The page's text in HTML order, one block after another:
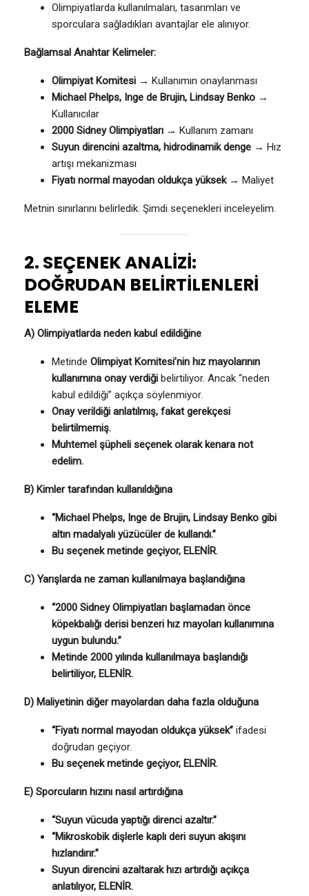
Olimpiyatlarda kullanılmaları, tasarımları ve
sporculara sağladıkları avantajlar ele alınıyor.
Bağlamsal Anahtar Kelimeler:
Olimpiyat Komitesi → Kullanımın onaylanması
Michael Phelps, Inge de Brujin, Lindsay Benko →
Kullanıcılar
2000 Sidney Olimpiyatları → Kullanım zamanı
Suyun direncini azaltma, hidrodinamik denge → Hız
artışı mekanizması
Fiyatı normal mayodan oldukça yüksek→ Maliyet
Metnin sınırlarını belirledik. Şimdi seçenekleri inceleyelim.
2. SEÇENEK ANALİZİ:
DOĞRUDAN BELİRTİLENLERİ
ELEME
A) Olimpiyatlarda neden kabul edildiğine
Metinde Olimpiyat Komitesi’nin hız mayolarının
kullanımına onay verdiği belirtiliyor. Ancak “neden
kabul edildiği” açıkça söylenmiyor.
Onay verildiği anlatılmış, fakat gerekçesi
belirtilmemiş.
Muhtemel şüpheli seçenek olarak kenara not
edelim.
B) Kimler tarafından kullanıldığına
“Michael Phelps, Inge de Brujin, Lindsay Benko gibi
altın madalyalı yüzücüler de kullandı.”
Bu seçenek metinde geçiyor, ELENİR.
C) Yarışlarda ne zaman kullanılmaya başlandığına
“2000 Sidney Olimpiyatları başlamadan önce
köpekbalığı derisi benzeri hız mayoları kullanımına
uygun bulundu.”
Metinde 2000 yılında kullanılmaya başlandığı
belirtiliyor, ELENİR.
D) Maliyetinin diğer mayolardan daha fazla olduğuna
“Fiyatı normal mayodan oldukça yüksek” ifadesi
doğrudan geçiyor.
Bu seçenek metinde geçiyor, ELENİR.
E) Sporcuların hızını nasıl artırdığına
“Suyun vücuda yaptığı direnci azaltır.”
“Mikroskobik dişlerle kaplı deri suyun akışını
hızlandırır.”
Suyun direncini azaltarak hızı artırdığı açıkça
anlatılıyor, ELENİR.